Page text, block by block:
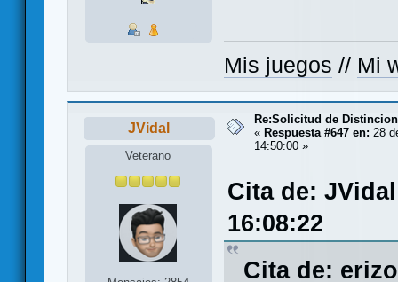
Mis juegos // Mi
JVidal
Veterano
Re:Solicitud de
« Respuesta #647 en: 28
14:50:00 »
Cita de:
16:08:22
Cita de: